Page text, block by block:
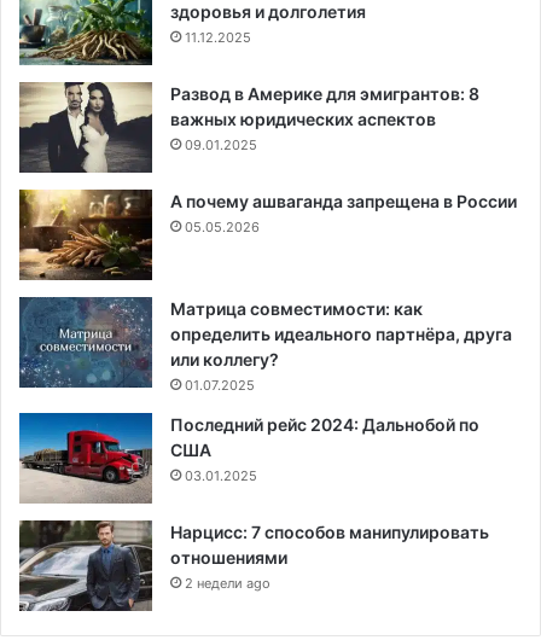
здоровья и долголетия
11.12.2025
Развод в Америке для эмигрантов: 8
важных юридических аспектов
09.01.2025
А почему ашваганда запрещена в России
05.05.2026
Матрица совместимости: как
определить идеального партнёра, друга
или коллегу?
01.07.2025
Последний рейс 2024: Дальнобой по
США
03.01.2025
Нарцисс: 7 способов манипулировать
отношениями
2 недели ago